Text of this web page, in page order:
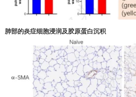
肺部的炎症细胞浸润及胶原蛋白沉积